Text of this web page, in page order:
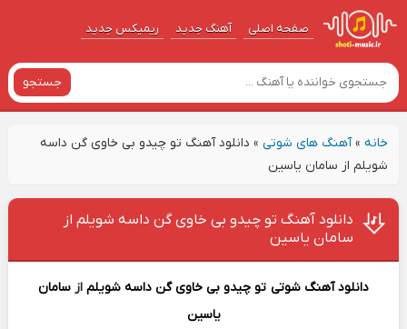
صفحه اصلی آهنگ‌ جدید ریمیکس جدید
جستجو
خانه»آهنگ های شوتی» دانلود آهنگ تو چیدو بی خاوی گن داسه
شویلم از سامان یاسین
دانلود آهنگ تو چیدو بی خاوی گن داسه شویلم از
سامان یاسین
دانلود آهنگ شوتی تو چیدو بی خاوی گن داسه شویلم از سامان
یاسین